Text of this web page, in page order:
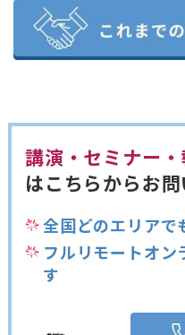
講演・セミナー
はこちらからお
全国どのエリアで
フルリモートオン
す